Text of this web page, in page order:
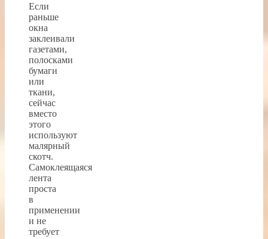
Если
раньше
окна
заклеивали
газетами,
полосками
бумаги
или
ткани,
сейчас
вместо
этого
используют
малярный
скотч.
Самоклеящаяся
лента
проста
в
применении
и не
требует